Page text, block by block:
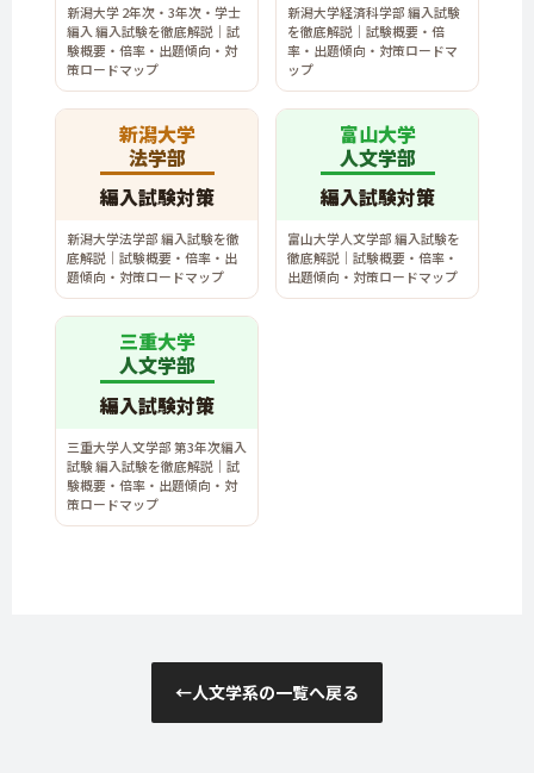
新潟大学 2年次・3年次・学士
編入 編入試験を徹底解説｜試
験概要・倍率・出題傾向・対
策ロードマップ
新潟大学経済科学部 編入試験
を徹底解説｜試験概要・倍
率・出題傾向・対策ロードマ
ップ
新潟大学
法学部
編入試験対策
新潟大学法学部 編入試験を徹
底解説｜試験概要・倍率・出
題傾向・対策ロードマップ
富山大学
人文学部
編入試験対策
富山大学人文学部 編入試験を
徹底解説｜試験概要・倍率・
出題傾向・対策ロードマップ
三重大学
人文学部
編入試験対策
三重大学人文学部 第3年次編入
試験 編入試験を徹底解説｜試
験概要・倍率・出題傾向・対
策ロードマップ
←人文学系の一覧へ戻る